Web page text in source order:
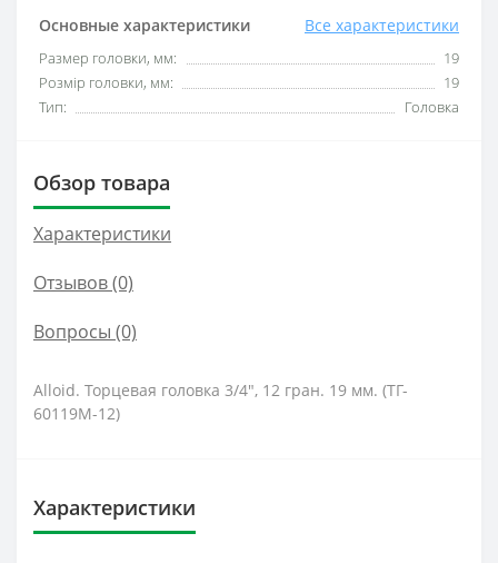
Основные характеристики Все характеристики
Размер головки, мм:
19
Розмір головки, мм:
19
Тип:
Головка
Обзор товара
Характеристики
Отзывов (0)
Вопросы (0)
Alloid. Торцевая головка 3/4", 12 гран. 19 мм. (ТГ-
60119M-12)
Характеристики